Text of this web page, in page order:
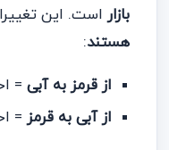
بازاراست. این
هستند:
از قرمز به آبی =
از آبی به قرمز=